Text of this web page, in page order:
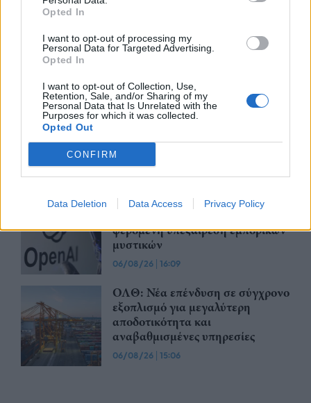
Opted In
I want to opt-out of processing my
Personal Data for Targeted Advertising.
Opted In
I want to opt-out of Collection, Use,
Retention, Sale, and/or Sharing of my
Personal Data that Is Unrelated with the
Purposes for which it was collected.
Opted Out
CONFIRM
Data Deletion Data Access Privacy Policy
αρμοδιότητες και επεκτείνεται
στη Χαλκιδική
Συναγερμός από τον ΕΦΕΤ –
Ανακαλεί καραμέλες-ζελεδάκια
με THC και CBD
06/08/26
Apple: Προσφεύγει στη
φερόμενη υπεξαίρεση εμπορικών
μυστικών
06/08/26 | 16:09
ΟΛΘ: Νέα επένδυση σε σύγχρονο
εξοπλισμό για μεγαλύτερη
αποδοτικότητα και
αναβαθμισμένες υπηρεσίες
06/08/26 | 15:06